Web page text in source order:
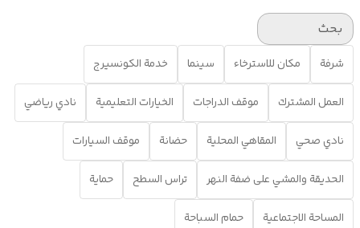
بحث
شرفة مكان للاسترخاء سينما خدمة الكونسيرج
العمل المشترك موقف الدراجات الخيارات التعليمية نادي رياضي
نادي صحي المقاهي المحلية حضانة موقف السيارات
الحديقة والمشي على ضفة النهر تراس السطح حماية
المساحة الاجتماعية حمام السباحة